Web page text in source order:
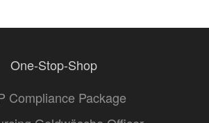
One-Stop-Shop
Compliance Package